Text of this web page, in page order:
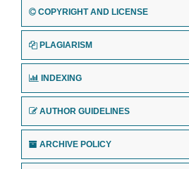
COPYRIGHT AND LICENSE
PLAGIARISM
INDEXING
AUTHOR GUIDELINES
ARCHIVE POLICY